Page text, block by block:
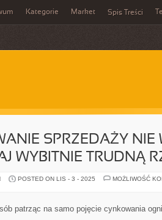
Kategorie Market Spis Treści
SPRZEDAŻY NIE
WYBITNIE TRUDNĄ
POSTED ON LIS - 3 - 2025
MOŻLIWOŚĆ
patrząc na samo pojęcie cynkowania